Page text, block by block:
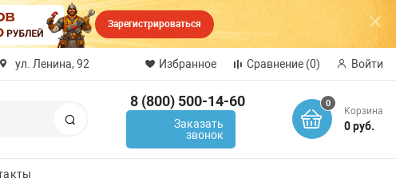
Зарегистрироваться
ул. Ленина, 92 Избранное Сравнение (0) Войти
8 (800) 500-14-60
Заказать
звонок
0
Корзина
0 руб.